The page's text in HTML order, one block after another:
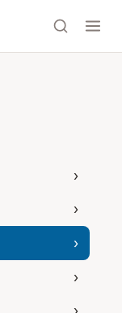
›
›
›
›